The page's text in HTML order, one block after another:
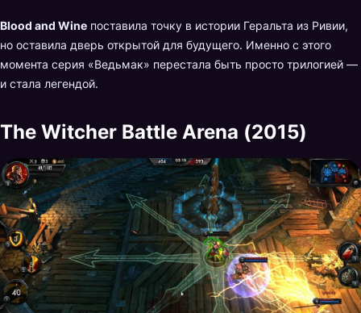
Blood and Wine поставила точку в истории Геральта из Ривии,
но оставила дверь открытой для будущего. Именно с этого
момента серия «Ведьмак» перестала быть просто трилогией —
и стала легендой.
The Witcher Battle Arena (2015)